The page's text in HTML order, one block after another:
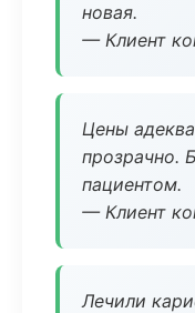
новая.
— Клиент
Цены
прозрачно.
пациентом.
— Клиент
Лечили